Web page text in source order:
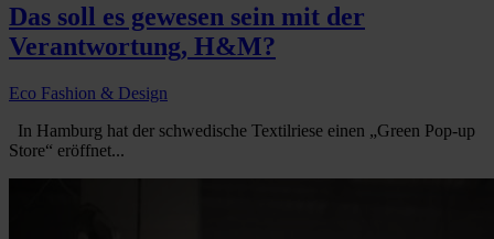
Das soll es gewesen sein mit der
Verantwortung, H&M?
Eco Fashion & Design
In Hamburg hat der schwedische Textilriese einen „Green Pop-up
Store“ eröffnet...